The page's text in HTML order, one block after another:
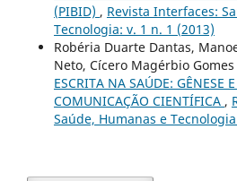
(PIBID) , Revista Interfaces:
Tecnologia: v. 1 n. 1 (2013)
Robéria Duarte Dantas,
Neto, Cícero Magérbio
ESCRITA NA SAÚDE: GÊNESE
COMUNICAÇÃO CIENTÍFICA ,
Saúde, Humanas e